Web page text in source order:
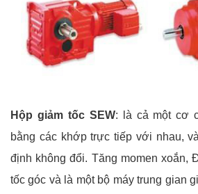
Hộp giảm tốc SEW: là cả một cơ
bằng các khớp trực tiếp với nhau,
định không đổi. Tăng momen xoắn,
tốc góc và là một bộ máy trung gian